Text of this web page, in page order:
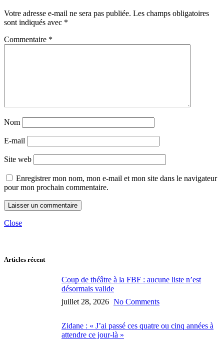
Votre adresse e-mail ne sera pas publiée. Les champs obligatoires
sont indiqués avec *
Commentaire *
Nom
E-mail
Site web
Enregistrer mon nom, mon e-mail et mon site dans le navigateur
pour mon prochain commentaire.
Close
Articles récent
Coup de théâtre à la FBF : aucune liste n’est
désormais valide
juillet 28, 2026 No Comments
Zidane : « J’ai passé ces quatre ou cinq années à
attendre ce jour-là »